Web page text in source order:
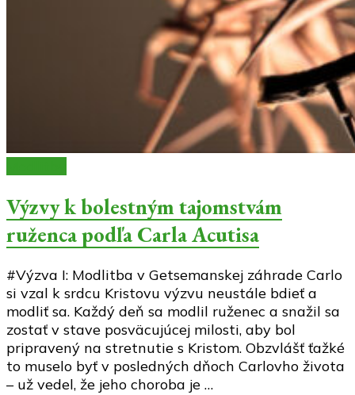
Výzvy k bolestným tajomstvám
ruženca podľa Carla Acutisa
#Výzva I: Modlitba v Getsemanskej záhrade Carlo
si vzal k srdcu Kristovu výzvu neustále bdieť a
modliť sa. Každý deň sa modlil ruženec a snažil sa
zostať v stave posväcujúcej milosti, aby bol
pripravený na stretnutie s Kristom. Obzvlášť ťažké
to muselo byť v posledných dňoch Carlovho života
– už vedel, že jeho choroba je …